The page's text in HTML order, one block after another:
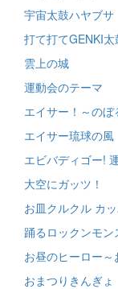
宇宙太鼓ハヤブサ
打て打てGENKI太
雲上の城
運動会のテーマ
エイサー！～のぼ
エイサー琉球の風
エビバディゴー!
大空にガッツ！
お皿クルクル カ
踊るロックンモン
お昼のヒーロー～
おまつりきんぎょ